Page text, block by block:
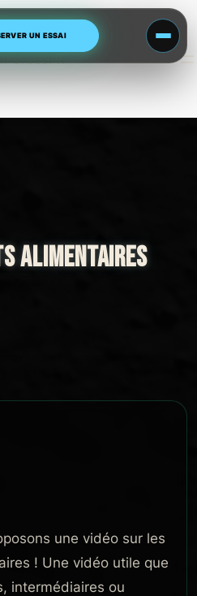
UN ESSAI
CrossFit
ALIMENTAIRES
une vidéo sur les
! Une vidéo utile que
intermédiaires ou